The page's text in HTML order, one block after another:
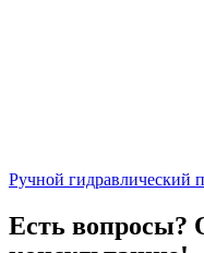
Ручной гидравлический
Есть вопросы?